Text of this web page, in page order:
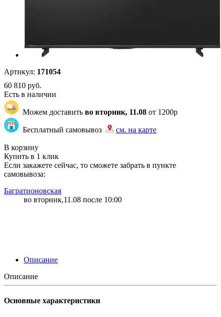
Артикул: 171054
60 810 руб.
Есть в наличии
Можем доставить во вторник, 11.08 от 1200р
Бесплатный самовывоз
см. на карте
В корзину
Купить в 1 клик
Если закажете сейчас, то сможете забрать в пункте
самовывоза:
Багратионовская
во вторник,11.08 после 10:00
Описание
Описание
Основные характеристики